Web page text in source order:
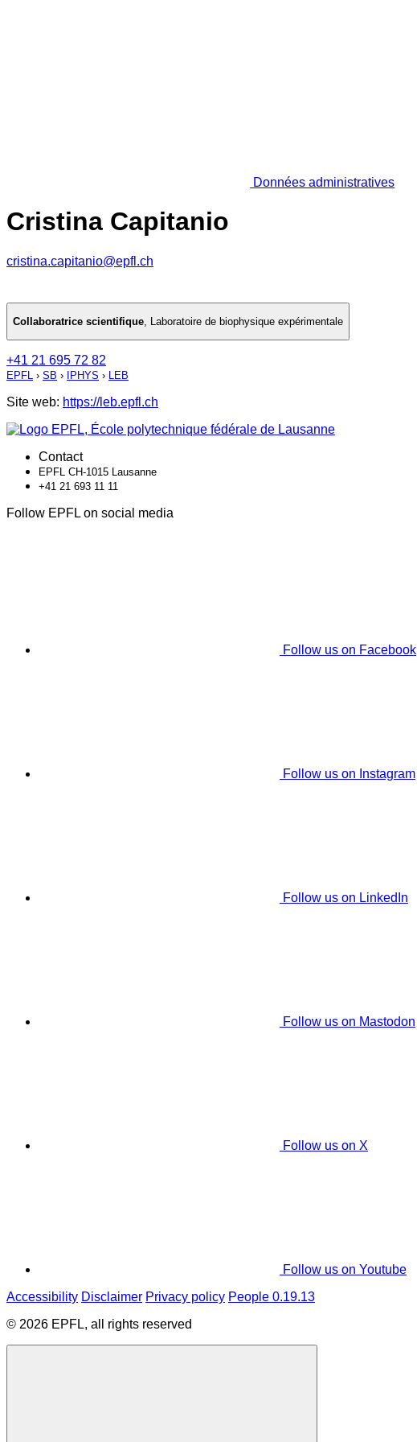
Données administratives
Cristina Capitanio
cristina.capitanio@epfl.ch
Collaboratrice scientifique, Laboratoire de biophysique expérimentale
+41 21 695 72 82
EPFL › SB › IPHYS › LEB
Site web: https://leb.epfl.ch
Contact
EPFL CH-1015 Lausanne
+41 21 693 11 11
Follow EPFL on social media
Follow us on Facebook
Follow us on Instagram
Follow us on LinkedIn
Follow us on Mastodon
Follow us on X
Follow us on Youtube
Accessibility Disclaimer Privacy policy People 0.19.13
© 2026 EPFL, all rights reserved